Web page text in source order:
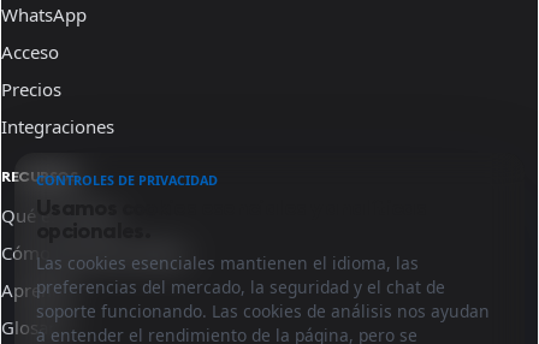
WhatsApp
Acceso
Precios
Integraciones
RECURSOS
Qué es Sinqro
Cómo funciona Sinqro
Aprende
Glosario
CONTROLES DE PRIVACIDAD
Las cookies esenciales mantienen el idioma, las
preferencias del mercado, la seguridad y el chat de
soporte funcionando. Las cookies de análisis nos ayudan
a entender el rendimiento de la página, pero se